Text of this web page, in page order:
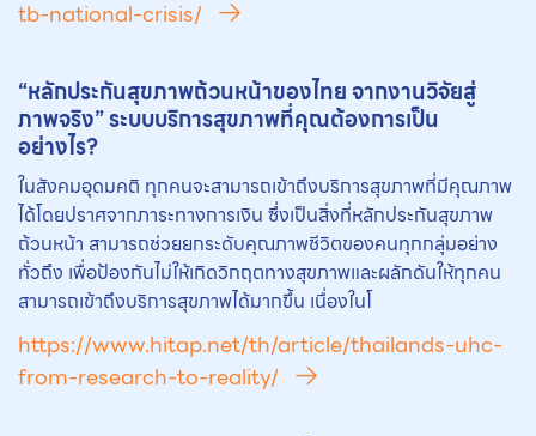
tb-national-crisis/
“หลักประกันสุขภาพถ้วนหน้าของไทย จากงานวิจัยสู่
ภาพจริง” ระบบบริการสุขภาพที่คุณต้องการเป็น
อย่างไร?
ในสังคมอุดมคติ ทุกคนจะสามารถเข้าถึงบริการสุขภาพที่มีคุณภาพ
ได้โดยปราศจากภาระทางการเงิน ซึ่งเป็นสิ่งที่หลักประกันสุขภาพ
ถ้วนหน้า สามารถช่วยยกระดับคุณภาพชีวิตของคนทุกกลุ่มอย่าง
ทั่วถึง เพื่อป้องกันไม่ให้เกิดวิกฤตทางสุขภาพและผลักดันให้ทุกคน
สามารถเข้าถึงบริการสุขภาพได้มากขึ้น เนื่องในโ
https://www.hitap.net/th/article/thailands-uhc-
from-research-to-reality/